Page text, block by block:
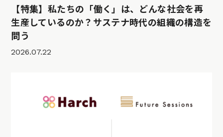
【特集】私たちの「働く」は、どんな社会を再
生産しているのか？サステナ時代の組織の構造を
問う
2026.07.22